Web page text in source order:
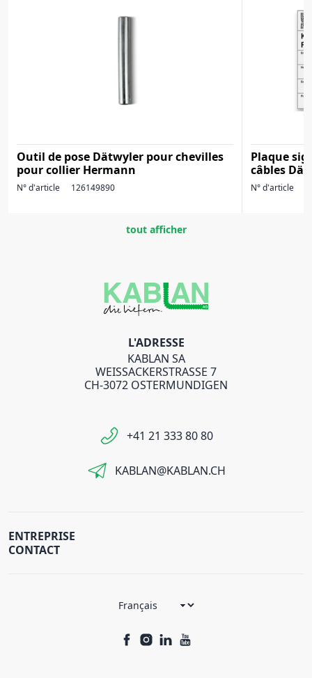
Outil de pose Dätwyler pour chevilles
pour collier Hermann
N° d'article 126149890
Plaque
câbles
N° d'article
tout afficher
L'ADRESSE
KABLAN SA
WEISSACKERSTRASSE 7
CH-3072 OSTERMUNDIGEN
+41 21 333 80 80
KABLAN@KABLAN.CH
ENTREPRISE
CONTACT